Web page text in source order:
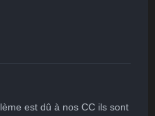
est dû à nos CC ils sont